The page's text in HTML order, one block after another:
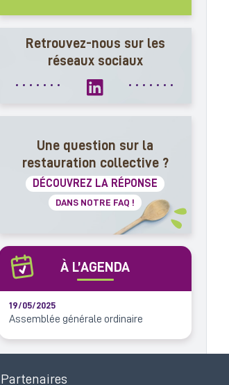
Retrouvez-nous sur les
réseaux sociaux
Une question sur la
restauration collective ?
DÉCOUVREZ LA RÉPONSE
DANS NOTRE FAQ !
À L’AGENDA
19/05/2025
Assemblée générale ordinaire
Partenaires